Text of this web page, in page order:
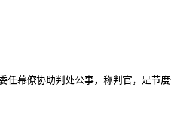
幕僚协助判处公事，称判官，是节度